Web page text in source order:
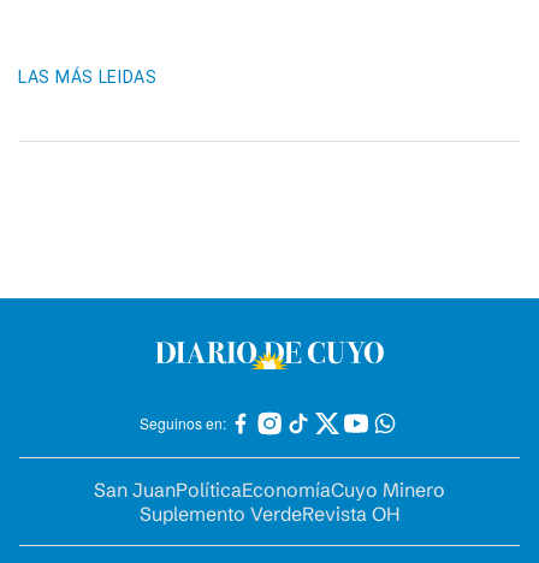
LAS MÁS LEIDAS
Seguinos en:
San JuanPolíticaEconomíaCuyo Minero
Suplemento VerdeRevista OH